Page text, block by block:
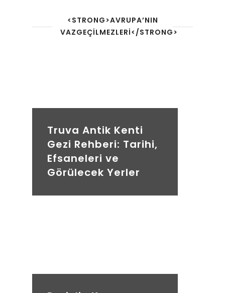
<STRONG>AVRUPA’NIN
VAZGEÇILMEZLERI</STRONG>
Truva Antik Kenti
Gezi Rehberi: Tarihi,
Efsaneleri ve
Görülecek Yerler